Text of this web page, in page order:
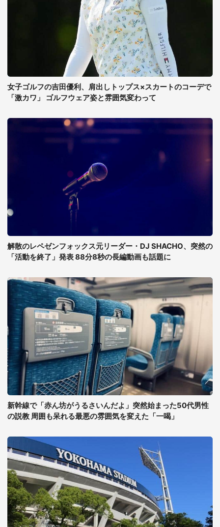
女子ゴルフの吉田優利、肩出しトップス×スカートのコーデで
「激カワ」 ゴルフウェア姿と雰囲気変わって
解散のレペゼンフォックス元リーダー・DJ SHACHO、突然の
「活動を終了」発表 88分8秒の長編動画も話題に
新幹線で「赤ん坊がうるさいんだよ」突然始まった50代男性
の説教 周囲も呆れる最悪の雰囲気を変えた「一喝」